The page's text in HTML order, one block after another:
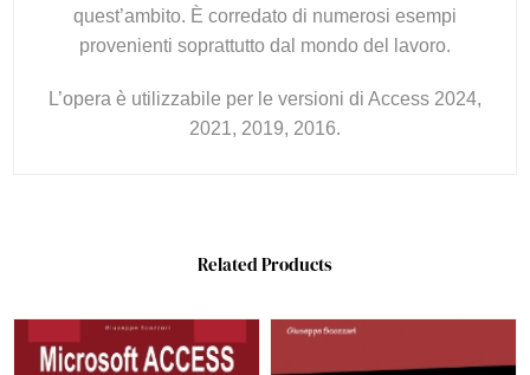
quest’ambito. È corredato di numerosi esempi
provenienti soprattutto dal mondo del lavoro.
L’opera è utilizzabile per le versioni di Access 2024,
2021, 2019, 2016.
Related Products